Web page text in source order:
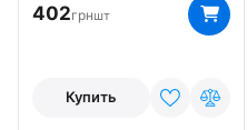
402грншт
Купить